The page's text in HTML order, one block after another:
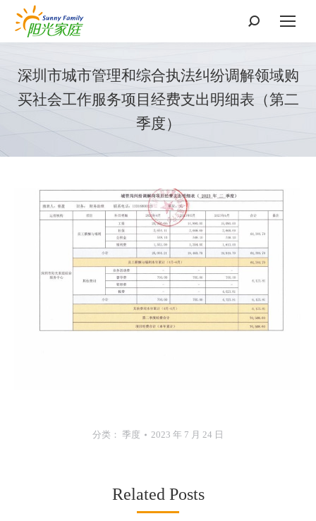
搜
索：
深圳市城市管理和综合执法纠纷调解领域购
买社会工作服务项目经费支出明细表（第二
季度）
分类： 季度 2023 年 7 月 24 日
Related Posts